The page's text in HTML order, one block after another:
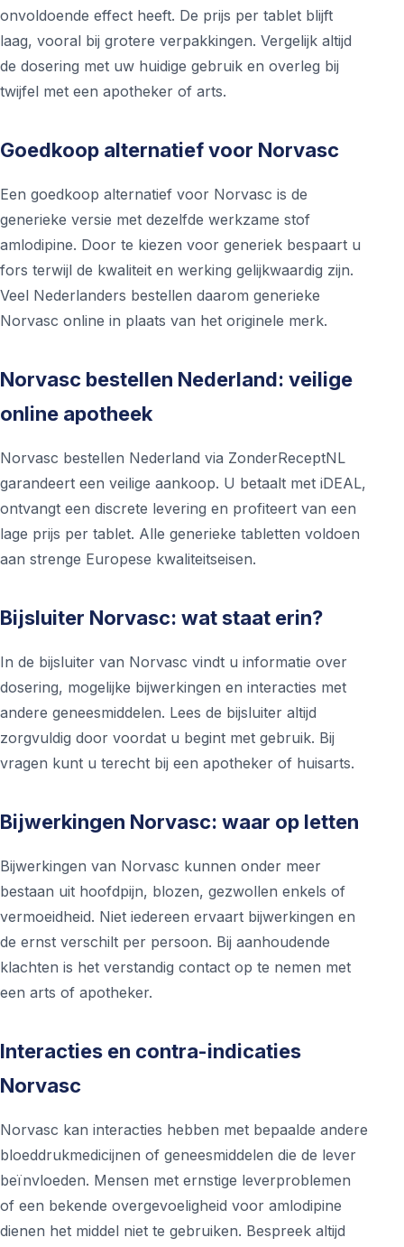
onvoldoende effect heeft. De prijs per tablet blijft
laag, vooral bij grotere verpakkingen. Vergelijk altijd
de dosering met uw huidige gebruik en overleg bij
twijfel met een apotheker of arts.
Goedkoop alternatief voor Norvasc
Een goedkoop alternatief voor Norvasc is de
generieke versie met dezelfde werkzame stof
amlodipine. Door te kiezen voor generiek bespaart u
fors terwijl de kwaliteit en werking gelijkwaardig zijn.
Veel Nederlanders bestellen daarom generieke
Norvasc online in plaats van het originele merk.
Norvasc bestellen Nederland: veilige
online apotheek
Norvasc bestellen Nederland via ZonderReceptNL
garandeert een veilige aankoop. U betaalt met iDEAL,
ontvangt een discrete levering en profiteert van een
lage prijs per tablet. Alle generieke tabletten voldoen
aan strenge Europese kwaliteitseisen.
Bijsluiter Norvasc: wat staat erin?
In de bijsluiter van Norvasc vindt u informatie over
dosering, mogelijke bijwerkingen en interacties met
andere geneesmiddelen. Lees de bijsluiter altijd
zorgvuldig door voordat u begint met gebruik. Bij
vragen kunt u terecht bij een apotheker of huisarts.
Bijwerkingen Norvasc: waar op letten
Bijwerkingen van Norvasc kunnen onder meer
bestaan uit hoofdpijn, blozen, gezwollen enkels of
vermoeidheid. Niet iedereen ervaart bijwerkingen en
de ernst verschilt per persoon. Bij aanhoudende
klachten is het verstandig contact op te nemen met
een arts of apotheker.
Interacties en contra-indicaties
Norvasc
Norvasc kan interacties hebben met bepaalde andere
bloeddrukmedicijnen of geneesmiddelen die de lever
beïnvloeden. Mensen met ernstige leverproblemen
of een bekende overgevoeligheid voor amlodipine
dienen het middel niet te gebruiken. Bespreek altijd